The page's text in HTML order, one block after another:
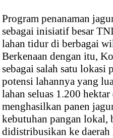
Program penanaman
sebagai inisiatif besar
lahan tidur di berbagai
Berkenaan dengan itu,
sebagai salah satu lokasi
potensi lahannya yang
lahan seluas 1.200 hektar
menghasilkan panen
kebutuhan pangan lokal,
didistribusikan ke daerah